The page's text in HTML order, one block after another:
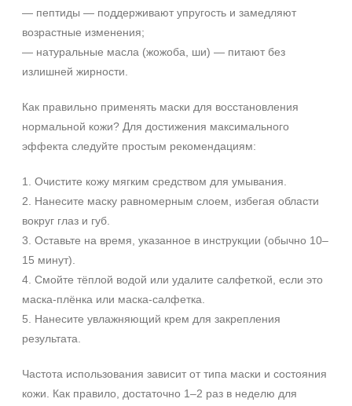
— пептиды — поддерживают упругость и замедляют
возрастные изменения;
— натуральные масла (жожоба, ши) — питают без
излишней жирности.
Как правильно применять маски для восстановления
нормальной кожи? Для достижения максимального
эффекта следуйте простым рекомендациям:
1. Очистите кожу мягким средством для умывания.
2. Нанесите маску равномерным слоем, избегая области
вокруг глаз и губ.
3. Оставьте на время, указанное в инструкции (обычно 10–
15 минут).
4. Смойте тёплой водой или удалите салфеткой, если это
маска-плёнка или маска-салфетка.
5. Нанесите увлажняющий крем для закрепления
результата.
Частота использования зависит от типа маски и состояния
кожи. Как правило, достаточно 1–2 раз в неделю для